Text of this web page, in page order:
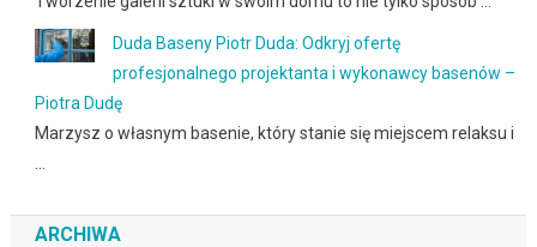
Duda Baseny Piotr Duda: Odkryj ofertę
profesjonalnego projektanta i wykonawcy basenów –
Piotra Dudę
Marzysz o własnym basenie, który stanie się miejscem relaksu i
ARCHIWA